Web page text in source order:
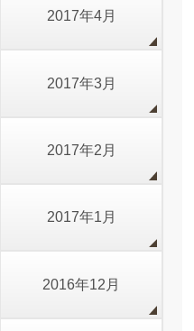
2017年4月
2017年3月
2017年2月
2017年1月
2016年12月